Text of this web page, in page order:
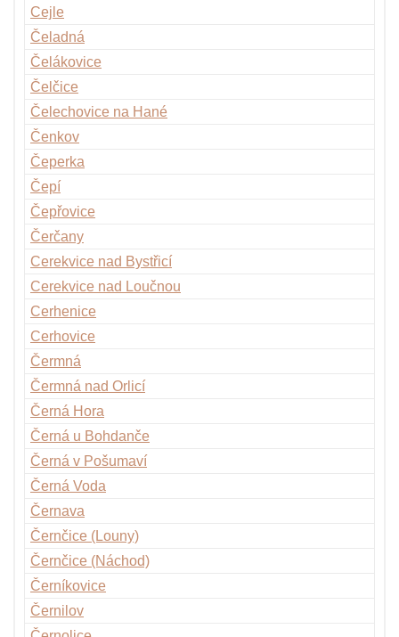
Cejle
Čeladná
Čelákovice
Čelčice
Čelechovice na Hané
Čenkov
Čeperka
Čepí
Čepřovice
Čerčany
Cerekvice nad Bystřicí
Cerekvice nad Loučnou
Cerhenice
Cerhovice
Čermná
Čermná nad Orlicí
Černá Hora
Černá u Bohdanče
Černá v Pošumaví
Černá Voda
Černava
Černčice (Louny)
Černčice (Náchod)
Černíkovice
Černilov